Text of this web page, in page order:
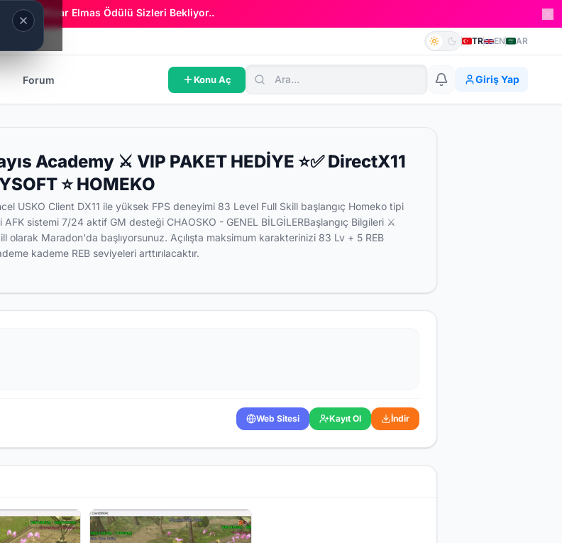
- 2 Milyar Elmas Ödülü Sizleri Bekliyor..
TR EN AR
Forum Konu Aç Giriş Yap
Academy ⚔️ VIP PAKET HEDİYE ⭐✅ DirectX11
⭐ HOMEKO
USKO Client DX11 ile yüksek FPS deneyimi 83 Level Full Skill başlangıç Homeko tipi
sistemi 7/24 aktif GM desteği CHAOSKO - GENEL BİLGİLER​ Başlangıç Bilgileri ⚔️
olarak Maradon'da başlıyorsunuz. Açılışta maksimum karakterinizi 83 Lv + 5 REB
kademe REB seviyeleri arttırılacaktır.
Web Sitesi Kayıt Ol İndir